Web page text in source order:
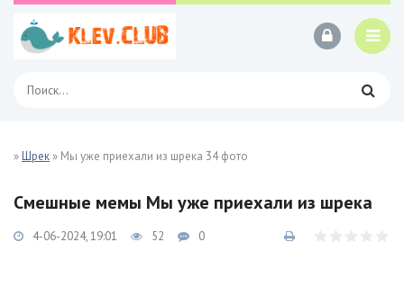
»Шрек » Мы уже приехали из шрека 34 фото
Смешные мемы Мы уже приехали из шрека
4-06-2024, 19:01 52 0